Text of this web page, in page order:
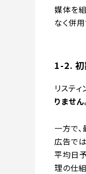
媒体を
なく併
1-2. 初
リスティ
りません
一方で
広告で
平均日
理の仕